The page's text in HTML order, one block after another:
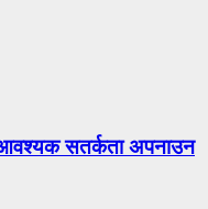
आवश्यक सतर्कता अपनाउन